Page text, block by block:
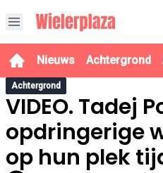
Nieuws Achtergrond
Achtergrond
VIDEO. Tadej
opdringerige
op hun plek